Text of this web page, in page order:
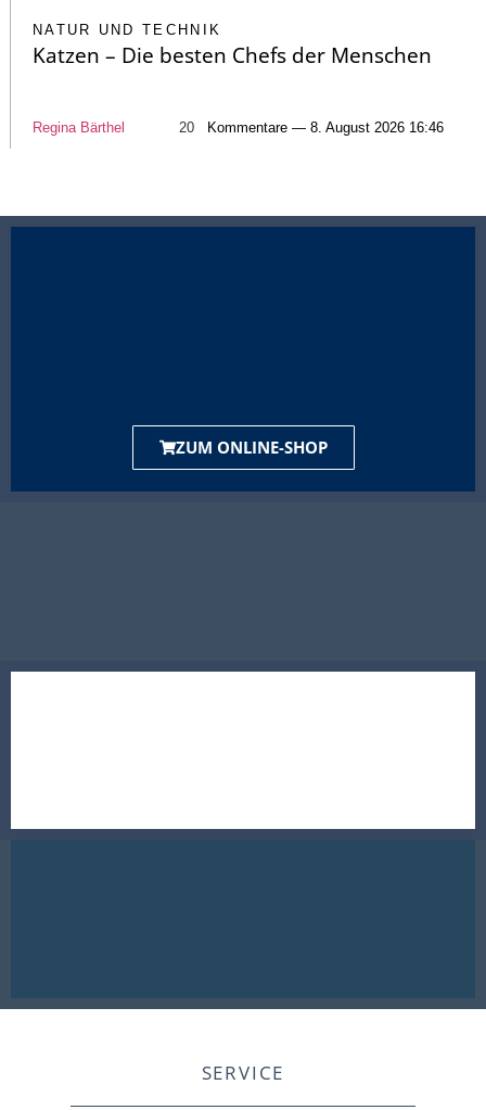
NATUR UND TECHNIK
Katzen – Die besten Chefs der Menschen
Regina Bärthel 20 Kommentare — 8. August 2026 16:46
ZUM ONLINE-SHOP
SERVICE